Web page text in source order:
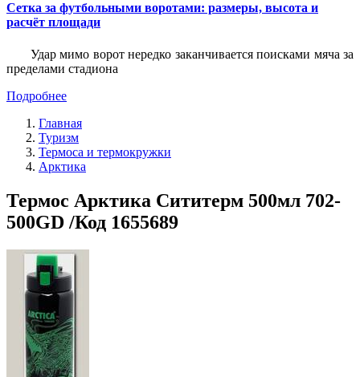
Сетка за футбольными воротами: размеры, высота и
расчёт площади
Удар мимо ворот нередко заканчивается поисками мяча за
пределами стадиона
Подробнее
Главная
Туризм
Термоса и термокружки
Арктика
Термос Арктика Сититерм 500мл 702-
500GD /Код 1655689